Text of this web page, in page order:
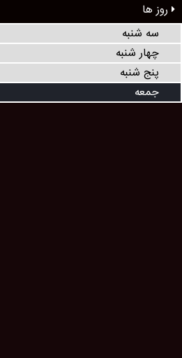
روز ها
سه شنبه
چهار شنبه
پنج شنبه
جمعه